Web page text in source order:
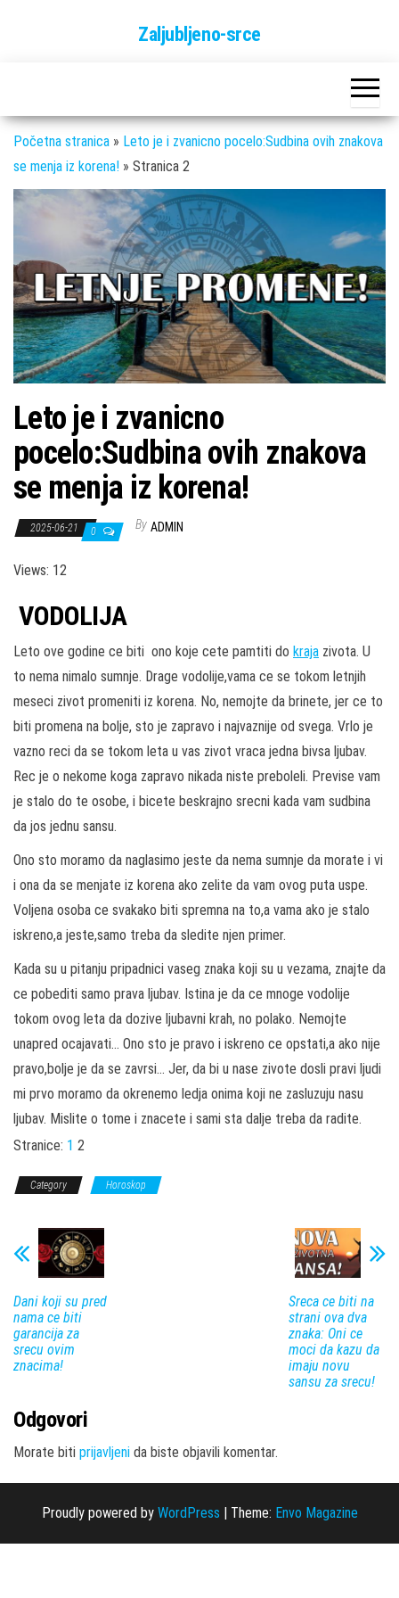
Zaljubljeno-srce
Početna stranica » Leto je i zvanicno pocelo:Sudbina ovih znakova
se menja iz korena! » Stranica 2
Leto je i zvanicno
pocelo:Sudbina ovih znakova
se menja iz korena!
2025-06-21 0 By ADMIN
Views: 12
VODOLIJA
Leto ove godine ce biti ono koje cete pamtiti do kraja zivota. U
to nema nimalo sumnje. Drage vodolije,vama ce se tokom letnjih
meseci zivot promeniti iz korena. No, nemojte da brinete, jer ce to
biti promena na bolje, sto je zapravo i najvaznije od svega. Vrlo je
vazno reci da se tokom leta u vas zivot vraca jedna bivsa ljubav.
Rec je o nekome koga zapravo nikada niste preboleli. Previse vam
je stalo do te osobe, i bicete beskrajno srecni kada vam sudbina
da jos jednu sansu.
Ono sto moramo da naglasimo jeste da nema sumnje da morate i vi
i ona da se menjate iz korena ako zelite da vam ovog puta uspe.
Voljena osoba ce svakako biti spremna na to,a vama ako je stalo
iskreno,a jeste,samo treba da sledite njen primer.
Kada su u pitanju pripadnici vaseg znaka koji su u vezama, znajte da
ce pobediti samo prava ljubav. Istina je da ce mnoge vodolije
tokom ovog leta da dozive ljubavni krah, no polako. Nemojte
unapred ocajavati… Ono sto je pravo i iskreno ce opstati,a ako nije
pravo,bolje je da se zavrsi… Jer, da bi u nase zivote dosli pravi ljudi
mi prvo moramo da okrenemo ledja onima koji ne zasluzuju nasu
ljubav. Mislite o tome i znacete i sami sta dalje treba da radite.
Stranice: 1 2
Category Horoskop
Dani koji su pred
nama ce biti
garancija za
srecu ovim
znacima!
Sreca ce biti na
strani ova dva
znaka: Oni ce
moci da kazu da
imaju novu
sansu za srecu!
Odgovori
Morate biti prijavljeni da biste objavili komentar.
Proudly powered by WordPress | Theme: Envo Magazine